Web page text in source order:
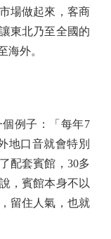
場做起來，客商
東北乃至全國的
海外。
例子：「每年7
地口音就會特別
配套賓館，30多
，賓館本身不以
留住人氣，也就